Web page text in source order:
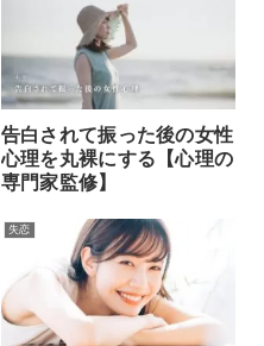
告白されて振った後の女性
心理を丸裸にする【心理の
専門家監修】
失恋